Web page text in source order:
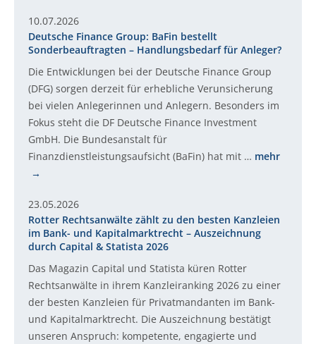
10.07.2026
Deutsche Finance Group: BaFin bestellt
Sonderbeauftragten – Handlungsbedarf für Anleger?
Die Entwicklungen bei der Deutsche Finance Group
(DFG) sorgen derzeit für erhebliche Verunsicherung
bei vielen Anlegerinnen und Anlegern. Besonders im
Fokus steht die DF Deutsche Finance Investment
GmbH. Die Bundesanstalt für
Finanzdienstleistungsaufsicht (BaFin) hat mit … mehr
23.05.2026
Rotter Rechtsanwälte zählt zu den besten Kanzleien
im Bank- und Kapitalmarktrecht – Auszeichnung
durch Capital & Statista 2026
Das Magazin Capital und Statista küren Rotter
Rechtsanwälte in ihrem Kanzleiranking 2026 zu einer
der besten Kanzleien für Privatmandanten im Bank-
und Kapitalmarktrecht. Die Auszeichnung bestätigt
unseren Anspruch: kompetente, engagierte und